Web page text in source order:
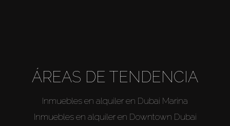
ÁREAS DE TENDENCIA
Inmuebles en alquiler en Dubai Marina
Inmuebles en alquiler en Downtown Dubai